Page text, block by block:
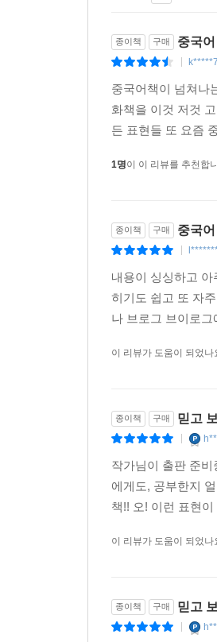
책 없이 듣는 것만으
혼자서도 회화를 연습
6. ‘망각방지장치’로 복
10개 대화를 공부하고
- 중국인 친구와 캐주얼
- 자연스러운 중국어를
※ mp3 파일 활용법
(www.gilbut.co.kr)에서
[1단계] 회화 듣기 중국
A 대사 듣기 → B 역할
A 역할 하기 → B 대사
종이책 구매 중국
k*****7
중국어책이 넘쳐나
화책을 이것 저것
든 표현들 또 요즘
1명이 이 리뷰를 추천합
종이책 구매 중국
내용이 싱싱하고
히기도 쉽고 또 자
나 브로그 브이로
이 리뷰가 도움이 되었나
종이책 구매 믿고
작가님이 출판 준
에게도, 공부한지
책!! 오! 이런 표현
이 리뷰가 도움이 되었나
종이책 구매 믿고